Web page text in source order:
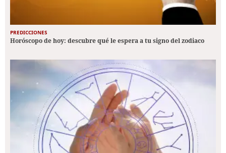
PREDICCIONES
Horóscopo de hoy: descubre qué le espera a tu signo del zodiaco